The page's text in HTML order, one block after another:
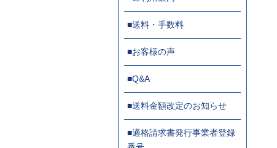
■送料・手数料
■お客様の声
■Q&A
■送料金額改定のお知らせ
■適格請求書発行事業者登録